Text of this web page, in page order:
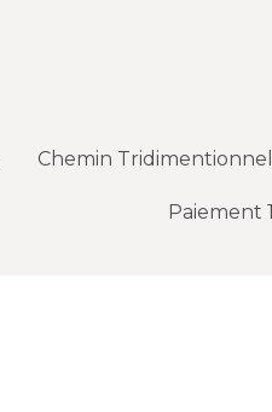
Chemin Tridimentionnel
Paiement
Chemin Tridimentionnel
Paiement